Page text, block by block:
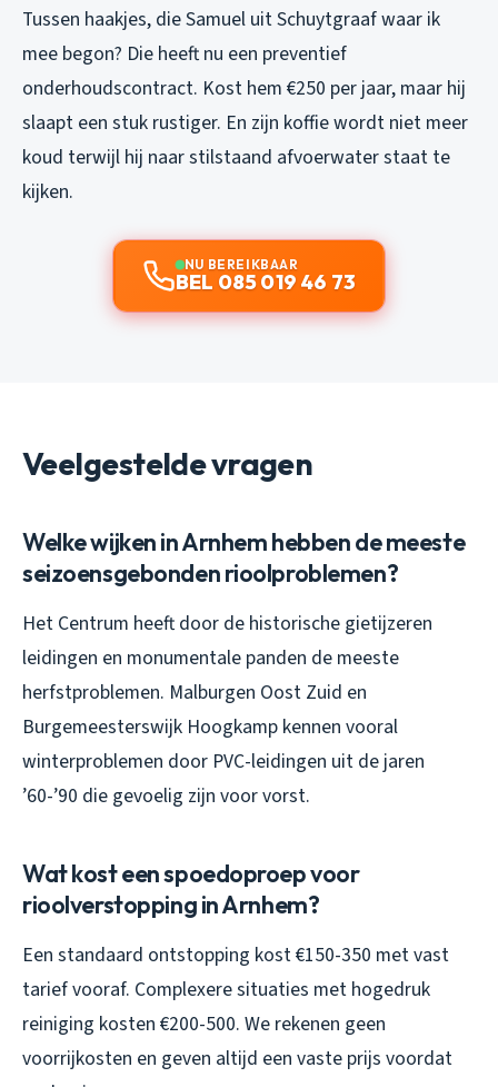
Tussen haakjes, die Samuel uit Schuytgraaf waar ik
mee begon? Die heeft nu een preventief
onderhoudscontract. Kost hem €250 per jaar, maar hij
slaapt een stuk rustiger. En zijn koffie wordt niet meer
koud terwijl hij naar stilstaand afvoerwater staat te
kijken.
NU BEREIKBAAR
BEL 085 019 46 73
Veelgestelde vragen
Welke wijken in Arnhem hebben de meeste
seizoensgebonden rioolproblemen?
Het Centrum heeft door de historische gietijzeren
leidingen en monumentale panden de meeste
herfstproblemen. Malburgen Oost Zuid en
Burgemeesterswijk Hoogkamp kennen vooral
winterproblemen door PVC-leidingen uit de jaren
’60-’90 die gevoelig zijn voor vorst.
Wat kost een spoedoproep voor
rioolverstopping in Arnhem?
Een standaard ontstopping kost €150-350 met vast
tarief vooraf. Complexere situaties met hogedruk
reiniging kosten €200-500. We rekenen geen
voorrijkosten en geven altijd een vaste prijs voordat